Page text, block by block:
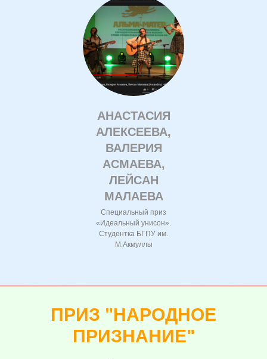
АНАСТАСИЯ
АЛЕКСЕЕВА,
ВАЛЕРИЯ
АСМАЕВА,
ЛЕЙСАН
МАЛАЕВА
Специальный приз
«Идеальный унисон».
Студентка БГПУ им.
М.Акмуллы
ПРИЗ "НАРОДНОЕ
ПРИЗНАНИЕ"